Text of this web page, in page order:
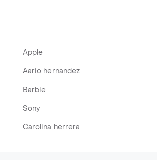
Apple
Aario hernandez
Barbie
Sony
Carolina herrera